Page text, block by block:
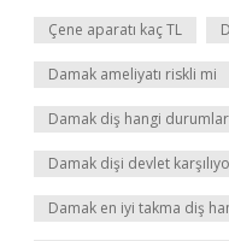
Çene aparatı kaç TL
Damak ameliyatı riskli mi
Damak diş hangi
Damak dişi devlet
Damak en iyi takma diş